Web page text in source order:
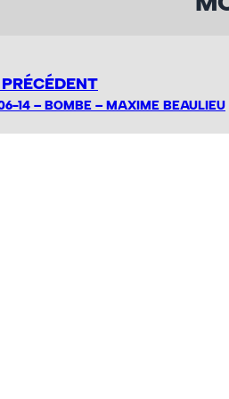
14 – BOMBE – MAXIME BEAULIEU